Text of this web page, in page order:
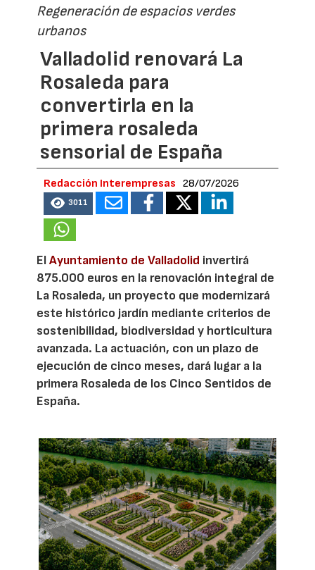
Regeneración de espacios verdes
urbanos
Valladolid renovará La
Rosaleda para
convertirla en la
primera rosaleda
sensorial de España
Redacción Interempresas 28/07/2026
3011
ElAyuntamiento de Valladolid invertirá
875.000 euros en la renovación integral de
La Rosaleda, un proyecto que modernizará
este histórico jardín mediante criterios de
sostenibilidad, biodiversidad y horticultura
avanzada. La actuación, con un plazo de
ejecución de cinco meses, dará lugar a la
primera Rosaleda de los Cinco Sentidos de
España.